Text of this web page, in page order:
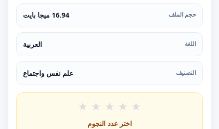
حجم الملف 16.94 ميجا بايت
اللغة العربية
التصنيف علم نفس واجتماع
★ ★ ★ ★ ★
اختر عدد النجوم